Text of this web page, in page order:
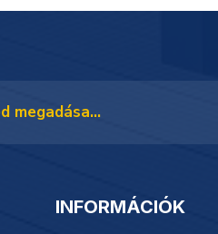
INFORMÁCIÓK